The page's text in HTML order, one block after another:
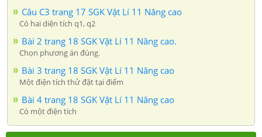
Câu C3 trang 17 SGK Vật Lí 11 Nâng cao
Có hai diện tích q1, q2
Bài 2 trang 18 SGK Vật Lí 11 Nâng cao.
Chọn phương án đúng.
Bài 3 trang 18 SGK Vật Lí 11 Nâng cao
Một điện tích thử đặt tại điểm
Bài 4 trang 18 SGK Vật Lí 11 Nâng cao
Có một điện tích